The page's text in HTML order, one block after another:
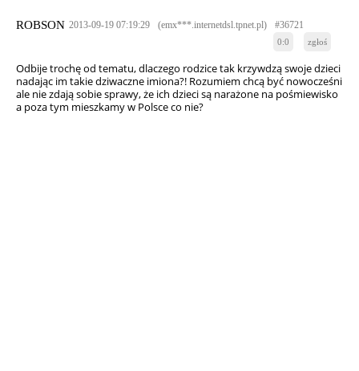
ROBSON 2013-09-19 07:19:29 (emx***.internetdsl.tpnet.pl) #36721
0:0 zgłoś
Odbije trochę od tematu, dlaczego rodzice tak krzywdzą swoje dzieci
nadając im takie dziwaczne imiona?! Rozumiem chcą być nowocześni
ale nie zdają sobie sprawy, że ich dzieci są narażone na pośmiewisko
a poza tym mieszkamy w Polsce co nie?